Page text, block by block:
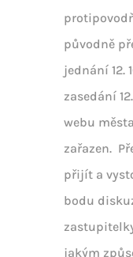
původně
jednání 12.
zasedání
webu
zařazen.
přijít a
bodu
jakým